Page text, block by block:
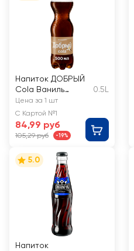
Напиток ДОБРЫЙ
Cola Ваниль
сильногазированн
ый
0.5L
Цена за 1 шт
С Картой №1
84,99 руб
105,29 руб -19%
5.0
Напиток